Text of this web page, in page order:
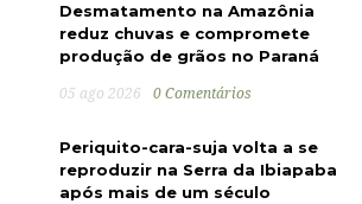
Desmatamento na Amazônia
reduz chuvas e compromete
produção de grãos no Paraná
05 ago 2026 0 Comentários
Periquito-cara-suja volta a se
reproduzir na Serra da Ibiapaba
após mais de um século